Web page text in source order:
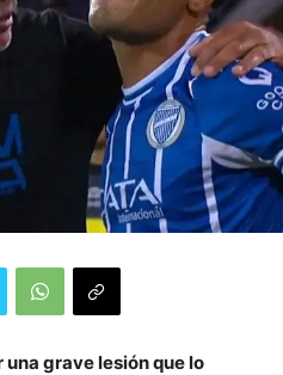
grave lesión que lo